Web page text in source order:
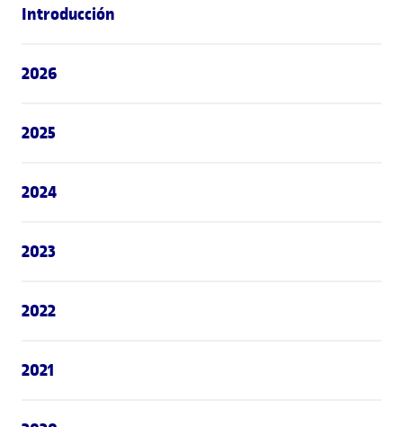
Introducción
2026
2025
2024
2023
2022
2021